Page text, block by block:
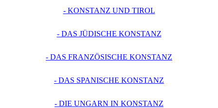
- KONSTANZ UND TIROL
- DAS JÜDISCHE KONSTANZ
- DAS FRANZÖSISCHE KONSTANZ
- DAS SPANISCHE KONSTANZ
- DIE UNGARN IN KONSTANZ